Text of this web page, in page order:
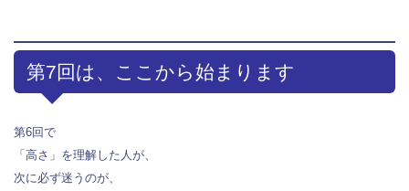
第7回は、ここから始まります
第6回で
「高さ」を理解した人が、
次に必ず迷うのが、